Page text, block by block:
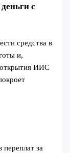
с
средства в
и,
открытия ИИС
за